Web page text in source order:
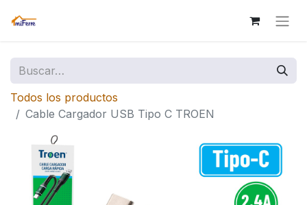
Todos los productos
Cable Cargador USB Tipo C TROEN